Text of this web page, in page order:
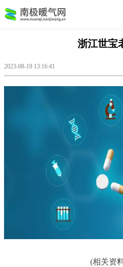
浙江世宝
2023-08-19 13:16:41
(相关资